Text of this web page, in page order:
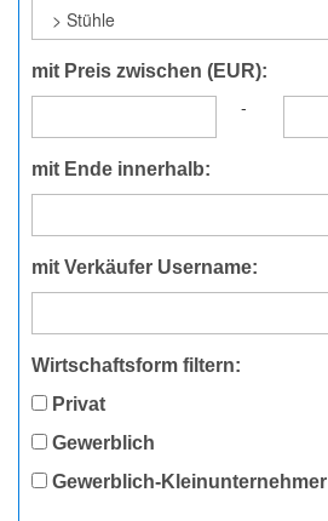
mit Preis zwischen (EUR):
-
mit Ende innerhalb:
mit Verkäufer Username:
Wirtschaftsform filtern:
Privat
Gewerblich
Gewerblich-Kleinunternehmer